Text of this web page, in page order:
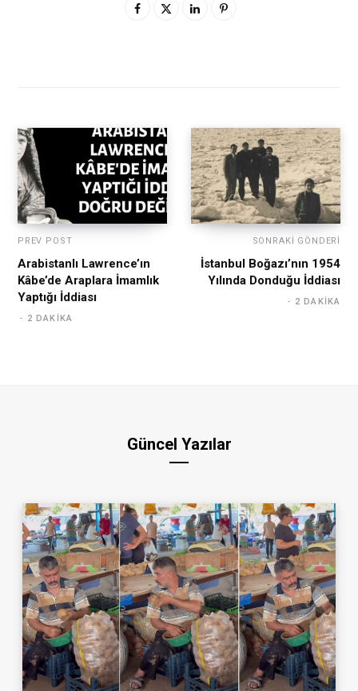
PREV POST
Arabistanlı Lawrence’ın
Kâbe’de Araplara İmamlık
Yaptığı İddiası
2 DAKIKA
SONRAKI GÖNDERI
İstanbul Boğazı’nın 1954
Yılında Donduğu İddiası
2 DAKIKA
Güncel Yazılar